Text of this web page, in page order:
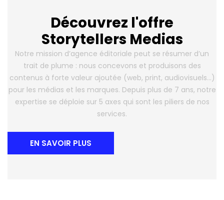
Découvrez l'offre
Storytellers Medias
Notre mission d’agence éditoriale peut se résumer d’un
trait de plume : nous concevons et produisons des
contenus à forte valeur ajoutée (web, print, audiovisuels…)
pour les médias et les marques. Depuis plus de 7 ans, notre
expertise se déploie sur 5 axes qui sont les piliers de nos
services.
EN SAVOIR PLUS